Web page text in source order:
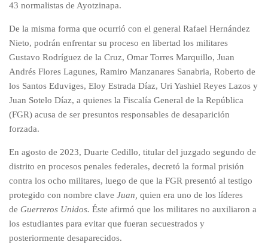
43 normalistas de Ayotzinapa.
De la misma forma que ocurrió con el general Rafael Hernández
Nieto, podrán enfrentar su proceso en libertad los militares
Gustavo Rodríguez de la Cruz, Omar Torres Marquillo, Juan
Andrés Flores Lagunes, Ramiro Manzanares Sanabria, Roberto de
los Santos Eduviges, Eloy Estrada Díaz, Uri Yashiel Reyes Lazos y
Juan Sotelo Díaz, a quienes la Fiscalía General de la República
(FGR) acusa de ser presuntos responsables de desaparición
forzada.
En agosto de 2023, Duarte Cedillo, titular del juzgado segundo de
distrito en procesos penales federales, decretó la formal prisión
contra los ocho militares, luego de que la FGR presentó al testigo
protegido con nombre clave Juan, quien era uno de los líderes
de Guerreros Unidos. Éste afirmó que los militares no auxiliaron a
los estudiantes para evitar que fueran secuestrados y
posteriormente desaparecidos.